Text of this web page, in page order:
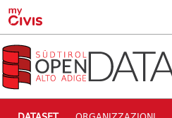
Skip to main content